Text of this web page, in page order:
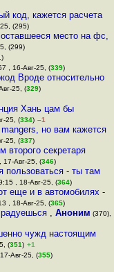
код, кажется расчета
(295)
место на фс,
(299)
, 16-Авг-25, (339)
Вроде относительно
25, (329)
Хань цам бы
25, (334) –1
но вам кажется
25, (337)
второго секретаря
17-Авг-25, (346)
пользоваться - ты там
, 18-Авг-25, (364)
еще и в автомобилях -
, 18-Авг-25, (365)
, Аноним (370),
чужд настоящим
(351) +1
Авг-25, (355)